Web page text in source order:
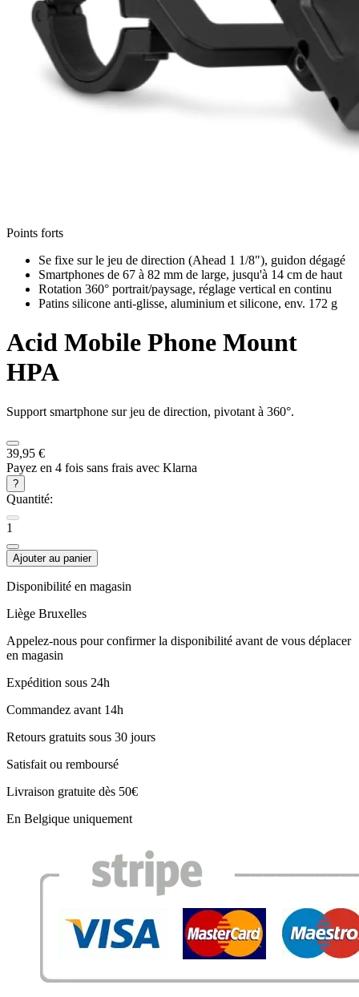
Points forts
Se fixe sur le jeu de direction (Ahead 1 1/8"), guidon dégagé
Smartphones de 67 à 82 mm de large, jusqu'à 14 cm de haut
Rotation 360° portrait/paysage, réglage vertical en continu
Patins silicone anti-glisse, aluminium et silicone, env. 172 g
Acid Mobile Phone Mount
HPA
Support smartphone sur jeu de direction, pivotant à 360°.
39,95 €
Payez en 4 fois sans frais avec Klarna
?
Quantité:
1
Ajouter au panier
Disponibilité en magasin
Liège Bruxelles
Appelez-nous pour confirmer la disponibilité avant de vous déplacer
en magasin
Expédition sous 24h
Commandez avant 14h
Retours gratuits sous 30 jours
Satisfait ou remboursé
Livraison gratuite dès 50€
En Belgique uniquement